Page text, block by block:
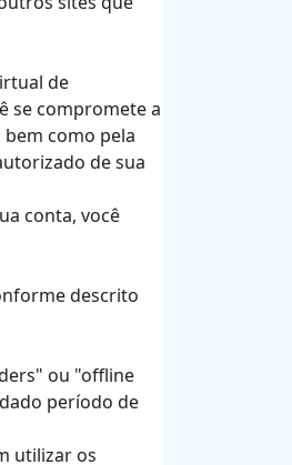
de
se compromete a
como pela
de sua
conta, você
descrito
ou "offline
período de
utilizar os